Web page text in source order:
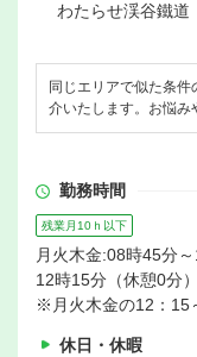
わたらせ渓谷鐵道
同じエリアで似た条
介いたします。お悩み
勤務時間
残業月10ｈ以下
月火木金:08時45分
12時15分（休憩0分）
※月火木金の12：15
休日・休暇